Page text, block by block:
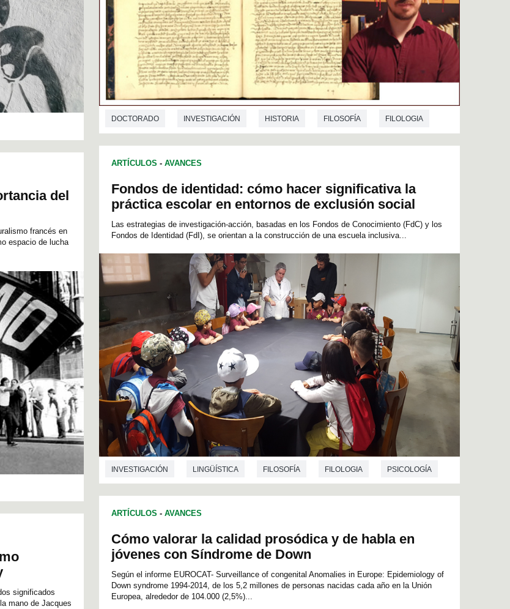
del
francés en
espacio de lucha
significados
mano de Jacques
DOCTORADO INVESTIGACIÓN HISTORIA FILOSOFÍA FILOLOGIA
ARTÍCULOS - AVANCES
Fondos de identidad: cómo hacer significativa la
práctica escolar en entornos de exclusión social
Las estrategias de investigación-acción, basadas en los Fondos de Conocimiento (FdC) y los
Fondos de Identidad (FdI), se orientan a la construcción de una escuela inclusiva...
INVESTIGACIÓN LINGÜÍSTICA FILOSOFÍA FILOLOGIA PSICOLOGÍA
MEDICINA INFORMÁTICA
ARTÍCULOS - AVANCES
Cómo valorar la calidad prosódica y de habla en
jóvenes con Síndrome de Down
Según el informe EUROCAT- Surveillance of congenital Anomalies in Europe: Epidemiology of
Down syndrome 1994-2014, de los 5,2 millones de personas nacidas cada año en la Unión
Europea, alrededor de 104.000 (2,5%)...